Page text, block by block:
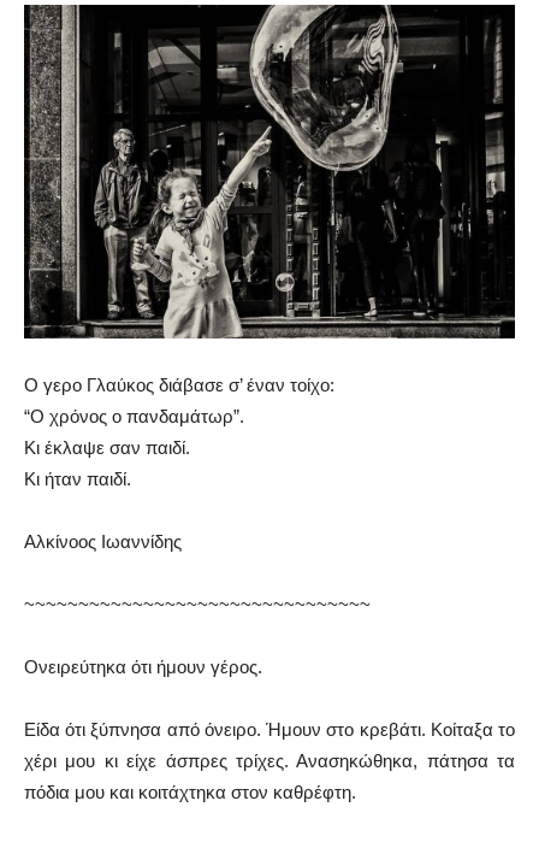
Ο γερο Γλαύκος διάβασε σ’ έναν τοίχο:
“Ο χρόνος ο πανδαμάτωρ”.
Κι έκλαψε σαν παιδί.
Κι ήταν παιδί.
Αλκίνοος Ιωαννίδης
~~~~~~~~~~~~~~~~~~~~~~~~~~~~~~~~
Ονειρεύτηκα ότι ήμουν γέρος.
Είδα ότι ξύπνησα από όνειρο. Ήμουν στο κρεβάτι. Κοίταξα το
χέρι μου κι είχε άσπρες τρίχες. Ανασηκώθηκα, πάτησα τα
πόδια μου και κοιτάχτηκα στον καθρέφτη.